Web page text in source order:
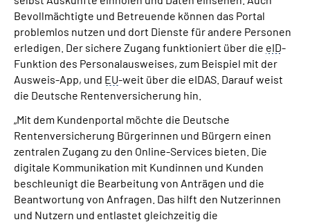
Bevollmächtigte und Betreuende können das Portal
problemlos nutzen und dort Dienste für andere Personen
erledigen. Der sichere Zugang funktioniert über die eID-
Funktion des Personalausweises, zum Beispiel mit der
Ausweis-App, und EU-weit über die eIDAS. Darauf weist
die Deutsche Rentenversicherung hin.
„Mit dem Kundenportal möchte die Deutsche
Rentenversicherung Bürgerinnen und Bürgern einen
zentralen Zugang zu den Online-Services bieten. Die
digitale Kommunikation mit Kundinnen und Kunden
beschleunigt die Bearbeitung von Anträgen und die
Beantwortung von Anfragen. Das hilft den Nutzerinnen
und Nutzern und entlastet gleichzeitig die